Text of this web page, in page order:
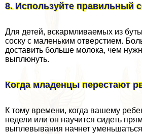
8. Используйте правильный
Для детей, вскармливаемых из
соску с маленьким отверстием.
доставить больше молока, чем
выплюнуть.
Когда младенцы перестают
К тому времени, когда вашему
недели или он научится сидеть
выплевывания начнет